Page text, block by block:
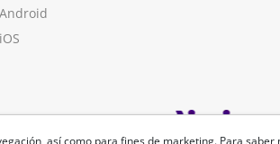
así como para fines de marketing. Para saber